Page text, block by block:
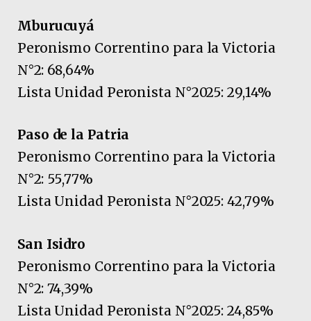
Mburucuyá
Peronismo Correntino para la Victoria
N°2: 68,64%
Lista Unidad Peronista N°2025: 29,14%
Paso de la Patria
Peronismo Correntino para la Victoria
N°2: 55,77%
Lista Unidad Peronista N°2025: 42,79%
San Isidro
Peronismo Correntino para la Victoria
N°2: 74,39%
Lista Unidad Peronista N°2025: 24,85%